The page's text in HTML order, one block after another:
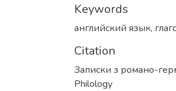
Keywords
английский язык,
Citation
Записки з романо-
Philology